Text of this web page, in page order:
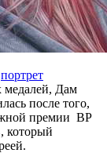
портрет
медалей, Дам
после того,
премии BP
который